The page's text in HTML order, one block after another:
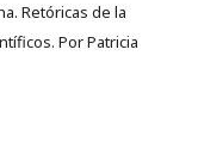
Retóricas de la
Por Patricia